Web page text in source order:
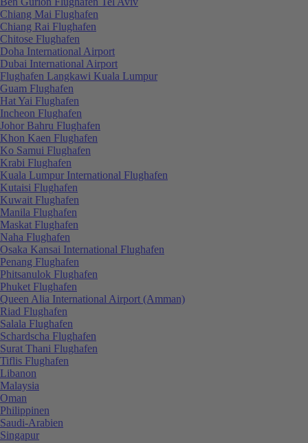
Chiang Mai Flughafen
Chiang Rai Flughafen
Chitose Flughafen
Doha International Airport
Dubai International Airport
Flughafen Langkawi Kuala Lumpur
Guam Flughafen
Hat Yai Flughafen
Incheon Flughafen
Johor Bahru Flughafen
Khon Kaen Flughafen
Ko Samui Flughafen
Krabi Flughafen
Kuala Lumpur International Flughafen
Kutaisi Flughafen
Kuwait Flughafen
Manila Flughafen
Maskat Flughafen
Naha Flughafen
Osaka Kansai International Flughafen
Penang Flughafen
Phitsanulok Flughafen
Phuket Flughafen
Queen Alia International Airport (Amman)
Riad Flughafen
Salala Flughafen
Schardscha Flughafen
Surat Thani Flughafen
Tiflis Flughafen
Libanon
Malaysia
Oman
Philippinen
Saudi-Arabien
Singapur